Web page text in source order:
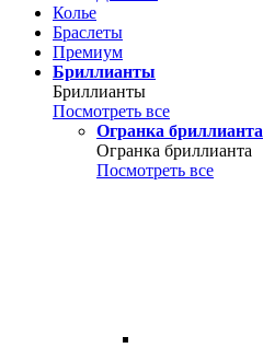
Колье
Браслеты
Премиум
Бриллианты
Бриллианты
Посмотреть все
Огранка бриллианта
Огранка бриллианта
Посмотреть все